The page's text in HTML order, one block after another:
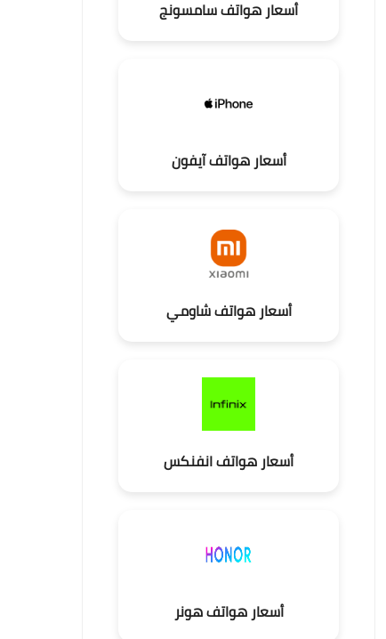
أسعار هواتف سامسونج
أسعار هواتف آيفون
أسعار هواتف شاومي
أسعار هواتف انفنكس
أسعار هواتف هونر